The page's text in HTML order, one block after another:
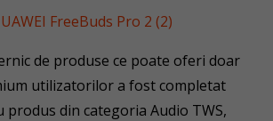
de produse ce poate oferi doar
utilizatorilor a fost completat
produs din categoria Audio TWS,